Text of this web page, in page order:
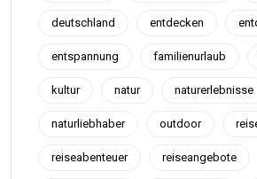
deutschland entdecken
entspannung familienurlaub
kultur natur naturerlebnisse
naturliebhaber outdoor
reiseabenteuer reiseangebote